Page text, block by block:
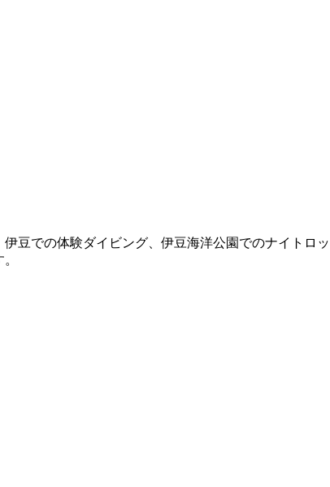
豆での体験ダイビング、伊豆海洋公園でのナイトロッ